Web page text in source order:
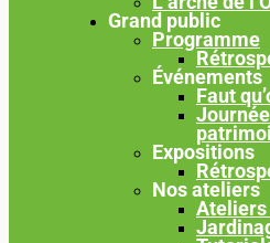
Grand public
Programme
Événements
Faut
Expositions
Nos ateliers